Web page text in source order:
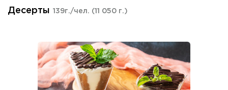
Десерты 139г./чел. (11 050 г.)